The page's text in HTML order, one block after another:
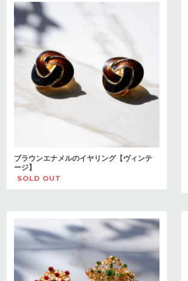
ブラウンエナメルのイヤリング【ヴィンテ
ージ】
SOLD OUT